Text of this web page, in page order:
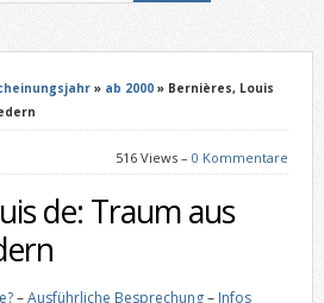
» ab 2000» Bernières, Louis
516 Views –0 Kommentare
de: Traum aus
–Ausführliche Besprechung– Infos